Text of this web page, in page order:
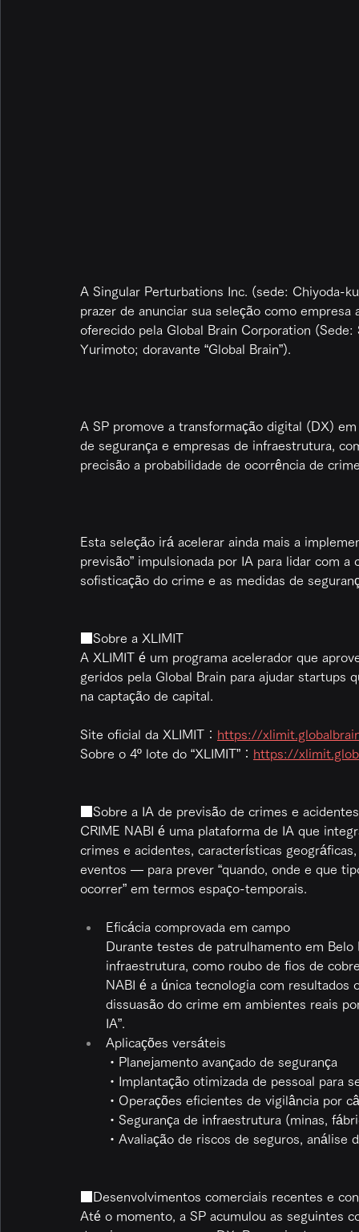
A Singular Perturbations Inc. (sede: Chiyoda-
prazer de anunciar sua seleção como
oferecido pela Global Brain Corporation
Yurimoto; doravante “Global Brain”).
A SP promove a transformação digital (DX)
de segurança e empresas de infraestrutura,
precisão a probabilidade de ocorrência de
Esta seleção irá acelerar ainda mais a
previsão” impulsionada por IA para lidar com
sofisticação do crime e as medidas de
■Sobre a XLIMIT
A XLIMIT é um programa acelerador que
geridos pela Global Brain para ajudar startups
na captação de capital.
Site oficial da XLIMIT： https://
Sobre o 4º lote do “XLIMIT”： https://
■Sobre a IA de previsão de crimes e acidentes
CRIME NABI é uma plataforma de IA que
crimes e acidentes, características
eventos — para prever “quando, onde e que
ocorrer” em termos espaço-temporais.
Eficácia comprovada em campo
Durante testes de patrulhamento em
infraestrutura, como roubo de fios de
NABI é a única tecnologia com
dissuasão do crime em ambientes reais
IA”.
Aplicações versáteis
・Planejamento avançado de segurança
・Implantação otimizada de pessoal para
・Operações eficientes de vigilância por
・Segurança de infraestrutura (minas,
・Avaliação de riscos de seguros, análise
■Desenvolvimentos comerciais recentes e
Até o momento, a SP acumulou as seguintes